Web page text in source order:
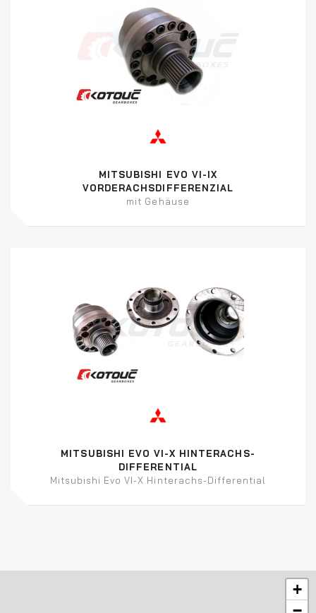
MITSUBISHI EVO VI-IX
VORDERACHSDIFFERENZIAL
mit Gehäuse
MITSUBISHI EVO VI-X HINTERACHS-
DIFFERENTIAL
Mitsubishi Evo VI-X Hinterachs-Differential
+